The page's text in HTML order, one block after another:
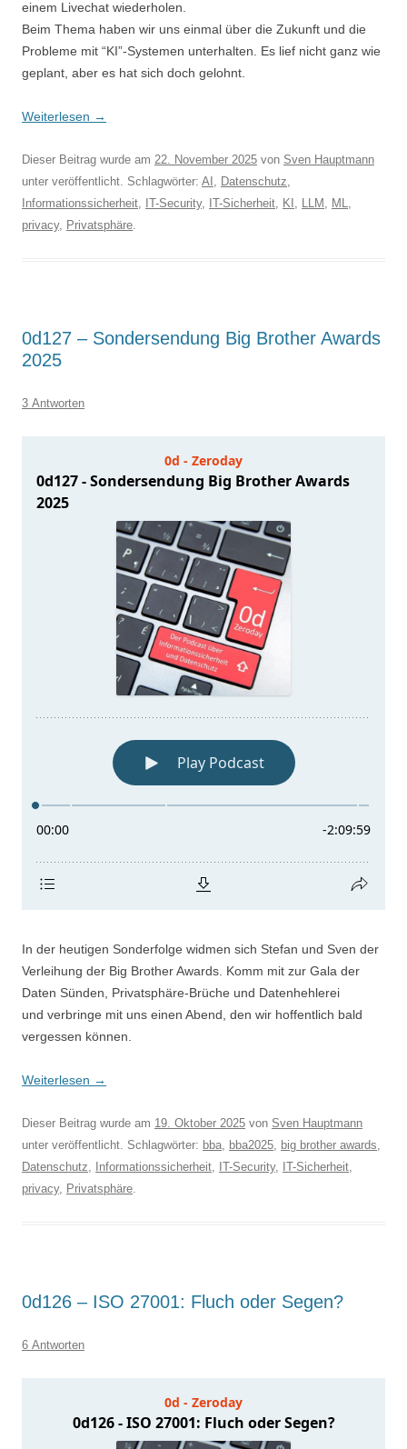
einem Livechat wiederholen.
Beim Thema haben wir uns einmal über die Zukunft und die
Probleme mit “KI”-Systemen unterhalten. Es lief nicht ganz wie
geplant, aber es hat sich doch gelohnt.
Weiterlesen →
Dieser Beitrag wurde am 22. November 2025 von Sven Hauptmann
unter veröffentlicht. Schlagwörter: AI , Datenschutz,
Informationssicherheit, IT-Security, IT-Sicherheit, KI , LLM , ML,
privacy, Privatsphäre.
0d127 – Sondersendung Big Brother Awards
2025
3 Antworten
In der heutigen Sonderfolge widmen sich Stefan und Sven der
Verleihung der Big Brother Awards. Komm mit zur Gala der
Daten Sünden, Privatsphäre-Brüche und Datenhehlerei
und verbringe mit uns einen Abend, den wir hoffentlich bald
vergessen können.
Weiterlesen →
Dieser Beitrag wurde am 19. Oktober 2025 von Sven Hauptmann
unter veröffentlicht. Schlagwörter: bba, bba2025, big brother awards,
Datenschutz, Informationssicherheit, IT-Security, IT-Sicherheit,
privacy, Privatsphäre.
0d126 – ISO 27001: Fluch oder Segen?
6 Antworten